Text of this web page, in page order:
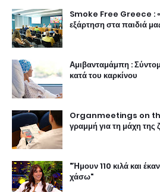
Smoke Free Greece :
εξάρτηση στα παιδιά
Αμιβανταμάμπη :
κατά του καρκίνου
Organmeetings on
γραμμή για τη μάχη της
"Ήμουν 110 κιλά και
χάσω"